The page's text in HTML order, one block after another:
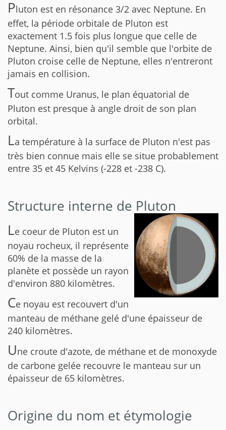
Pluton est en résonance 3/2 avec Neptune. En
effet, la période orbitale de Pluton est
exactement 1.5 fois plus longue que celle de
Neptune. Ainsi, bien qu'il semble que l'orbite de
Pluton croise celle de Neptune, elles n'entreront
jamais en collision.
Tout comme Uranus, le plan équatorial de
Pluton est presque à angle droit de son plan
orbital.
La température à la surface de Pluton n'est pas
très bien connue mais elle se situe probablement
entre 35 et 45 Kelvins (-228 et -238 C).
Structure interne de Pluton
Le coeur de Pluton est un
noyau rocheux, il représente
60% de la masse de la
planète et possède un rayon
d'environ 880 kilomètres.
Ce noyau est recouvert d'un
manteau de méthane gelé d'une épaisseur de
240 kilomètres.
Une croute d'azote, de méthane et de monoxyde
de carbone gelée recouvre le manteau sur un
épaisseur de 65 kilomètres.
Origine du nom et étymologie